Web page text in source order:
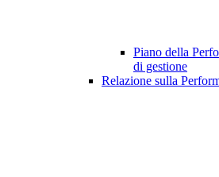
Piano della
di gestione
Relazione sulla